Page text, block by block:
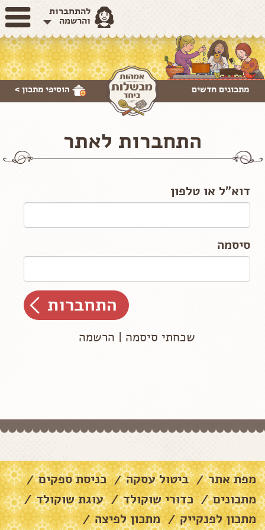
להתחברות
והרשמה
הוסיפי מתכון > מתכונים חדשים
התחברות לאתר
דוא"ל או טלפון
סיסמה
שכחתי סיסמה | הרשמה
מפת אתר / ביטול עסקה / כניסת ספקים /
מתכונים / כדורי שוקולד / עוגת שוקולד /
מתכון לפנקייק / מתכון לפיצה /